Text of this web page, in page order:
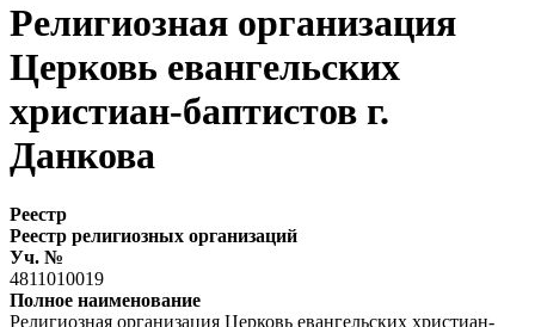
Религиозная организация
Церковь евангельских
христиан-баптистов г.
Данкова
Реестр
Реестр религиозных организаций
Уч. №
4811010019
Полное наименование
Религиозная организация Церковь евангельских христиан-